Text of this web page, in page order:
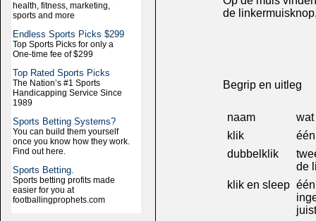
health, fitness, marketing,
sports and more
Endless Sports Picks $299
Top Sports Picks for only a
One-time fee of $299
Top Rated Sports Picks
The Nation’s #1 Sports
Handicapping Service Since
1989
Sports Betting Systems?
You can build them yourself
once you know how they work.
Find out here.
Sports Betting.
Sports betting profits made
easier for you at
footballingprophets.com
de
Begrip en uitleg
naam
wat
klik
dubbelklik
de
klik en sleep